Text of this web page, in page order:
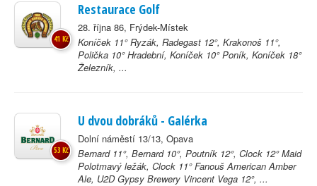
Restaurace Golf
28. října 86, Frýdek-Místek
Koníček 11° Ryzák, Radegast 12°, Krakonoš 11°,
Polička 10° Hradební, Koníček 10° Poník, Koníček 18°
Železník, ...
41 Kč
U dvou dobráků - Galérka
Dolní náměstí 13/13, Opava
Bernard 11°, Bernard 10°, Poutník 12°, Clock 12° Maid
Polotmavý ležák, Clock 11° Fanouš American Amber
Ale, U2D Gypsy Brewery Vincent Vega 12°, ...
53 Kč